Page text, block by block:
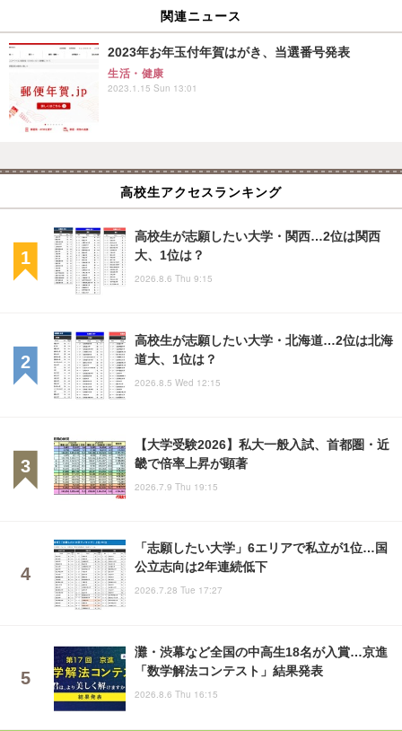
関連ニュース
2023年お年玉付年賀はがき、当選番号発表
生活・健康
2023.1.15 Sun 13:01
高校生アクセスランキング
高校生が志願したい大学・関西…2位は関西
大、1位は？
2026.8.6 Thu 9:15
高校生が志願したい大学・北海道…2位は北海
道大、1位は？
2026.8.5 Wed 12:15
【大学受験2026】私大一般入試、首都圏・近
畿で倍率上昇が顕著
2026.7.9 Thu 19:15
「志願したい大学」6エリアで私立が1位…国
公立志向は2年連続低下
2026.7.28 Tue 17:27
灘・渋幕など全国の中高生18名が入賞…京進
「数学解法コンテスト」結果発表
2026.8.6 Thu 16:15